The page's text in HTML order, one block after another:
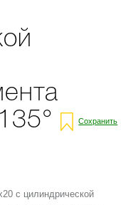
Сохранить
с цилиндрической